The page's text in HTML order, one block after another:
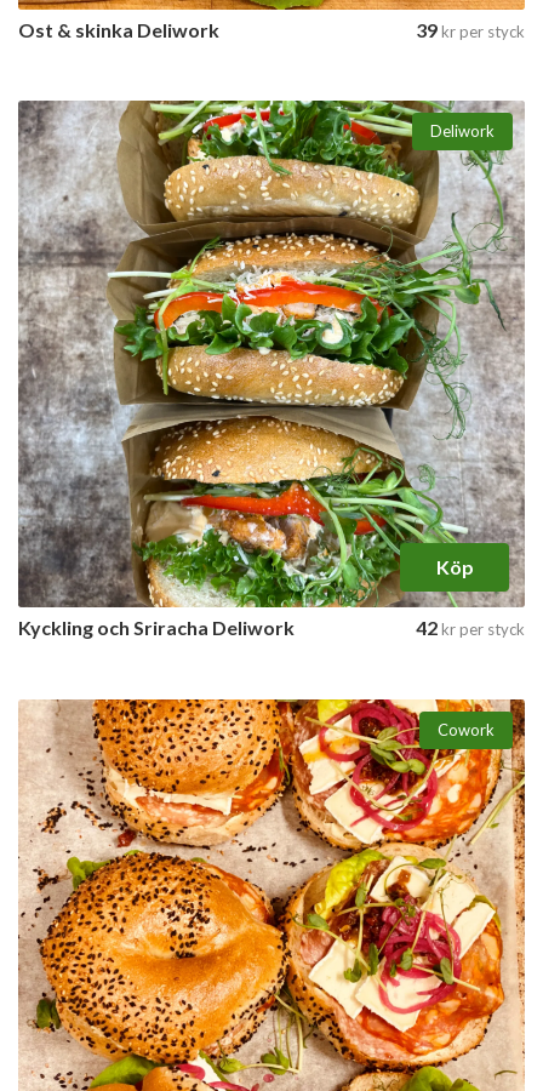
Ost & skinka Deliwork 39krper styck
Deliwork
Köp
Kyckling och Sriracha Deliwork 42krper styck
Cowork